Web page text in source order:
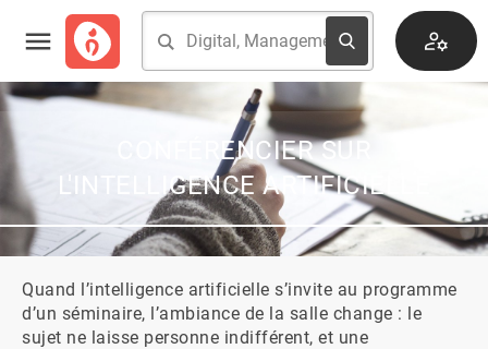
CONFÉRENCIER SUR
L'INTELLIGENCE ARTIFICIELLE
Quand l’intelligence artificielle s’invite au programme
d’un séminaire, l’ambiance de la salle change : le
sujet ne laisse personne indifférent, et une